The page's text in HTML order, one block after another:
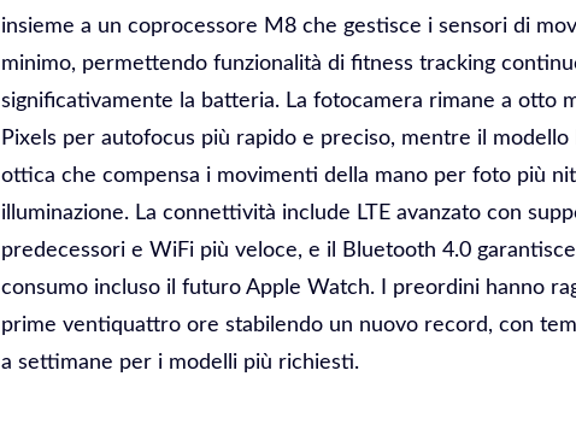
insieme a un coprocessore M8 che gestisce i sensori di
minimo, permettendo funzionalità di fitness tracking
significativamente la batteria. La fotocamera rimane a otto
Pixels per autofocus più rapido e preciso, mentre il modello
ottica che compensa i movimenti della mano per foto più
illuminazione. La connettività include LTE avanzato con
predecessori e WiFi più veloce, e il Bluetooth 4.0
consumo incluso il futuro Apple Watch. I preordini hanno
prime ventiquattro ore stabilendo un nuovo record, con
a settimane per i modelli più richiesti.